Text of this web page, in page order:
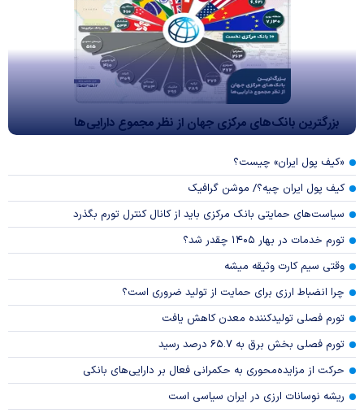
بزرگترین بانک‌های مرکزی جهان از نظر مجموع دارایی‌ها
«کیف پول ایران» چیست؟
کیف پول ایران چیه؟/ موشن گرافیک
سیاست‌های حمایتی بانک مرکزی باید از کانال کنترل تورم بگذرد
تورم خدمات در بهار ۱۴۰۵ چقدر شد؟
وقتی سیم کارت وثیقه میشه
چرا انضباط ارزی برای حمایت از تولید ضروری است؟
تورم فصلی تولیدکننده معدن کاهش یافت
تورم فصلی بخش برق به ۶۵.۷ درصد رسید
حرکت از مزایده‌محوری به حکمرانی فعال بر دارایی‌های بانکی
ریشه نوسانات ارزی در ایران سیاسی است